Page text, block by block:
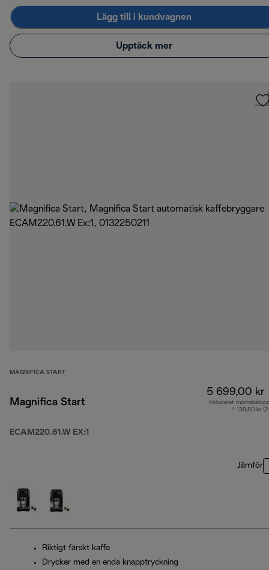
Lägg till i kundvagnen
Upptäck mer
MAGNIFICA START
Magnifica Start
ECAM220.61.W EX:1
5 699,00 kr
Inkluderat
1 139,80 kr
Jämför
Riktigt färskt kaffe
Drycker med en enda knapptryckning